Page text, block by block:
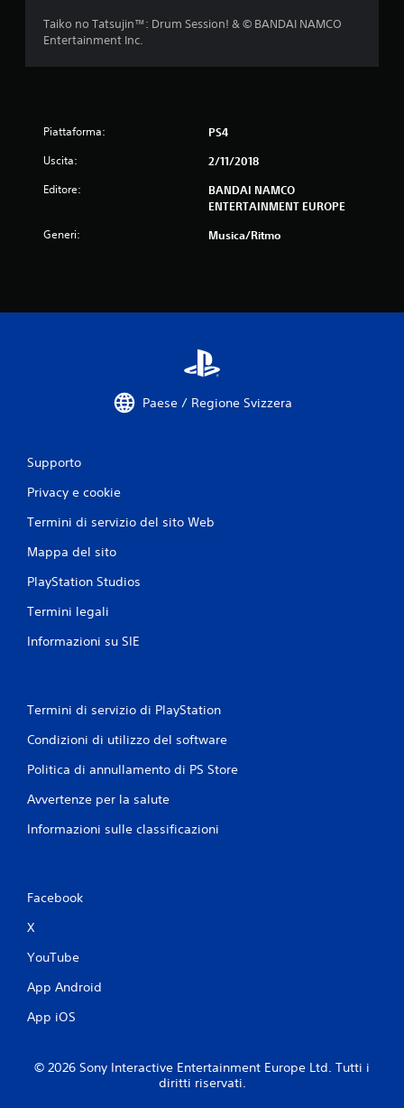
q
a
v
Taiko no Tatsujin™: Drum Session! & © BANDAI NAMCO
Entertainment Inc.
Piattaforma: PS4
Uscita: 2/11/2018
Editore:
BANDAI NAMCO
ENTERTAINMENT EUROPE
Generi: Musica/Ritmo
Paese / Regione Svizzera
Supporto
Privacy e cookie
Termini di servizio del sito Web
Mappa del sito
PlayStation Studios
Termini legali
Informazioni su SIE
Termini di servizio di PlayStation
Condizioni di utilizzo del software
Politica di annullamento di PS Store
Avvertenze per la salute
Informazioni sulle classificazioni
Facebook
X
YouTube
App Android
App iOS
© 2026 Sony Interactive Entertainment Europe Ltd. Tutti i
diritti riservati.